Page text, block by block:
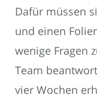
Dafür müssen
und einen
wenige Fragen
Team
vier Wochen